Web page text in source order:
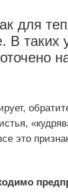
для
В
это